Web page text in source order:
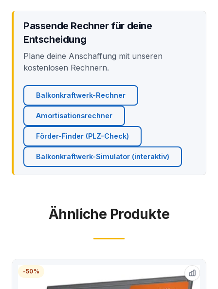
Passende Rechner für deine
Entscheidung
Plane deine Anschaffung mit unseren
kostenlosen Rechnern.
Balkonkraftwerk-Rechner
Amortisationsrechner
Förder-Finder (PLZ-Check)
Balkonkraftwerk-Simulator (interaktiv)
Ähnliche Produkte
-50%